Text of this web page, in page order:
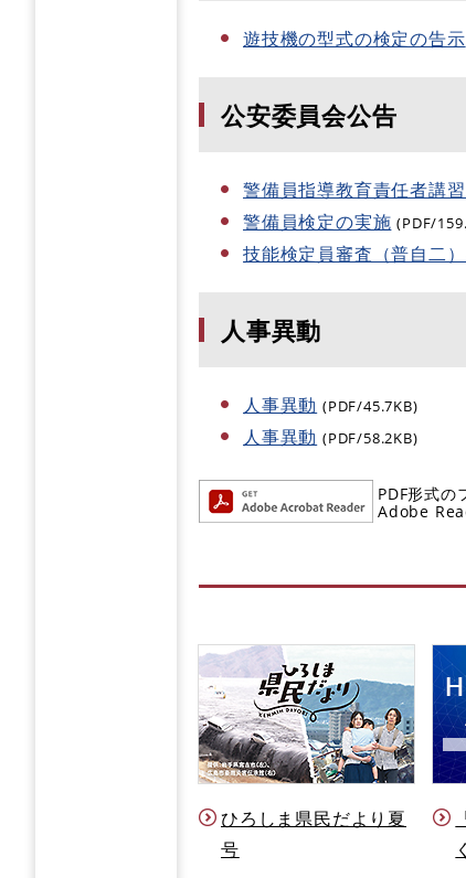
遊技機の型式の検定の告示
公安委員会公告
警備員指導教育責任者講
警備員検定の実施 (PDF/
技能検定員審査（普自二
人事異動
人事異動 (PDF/45.7KB)
人事異動 (PDF/58.2KB)
PDF形式の
Adobe
ひろしま県民だより夏
号